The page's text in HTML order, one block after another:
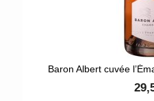
Baron Albert cuvée